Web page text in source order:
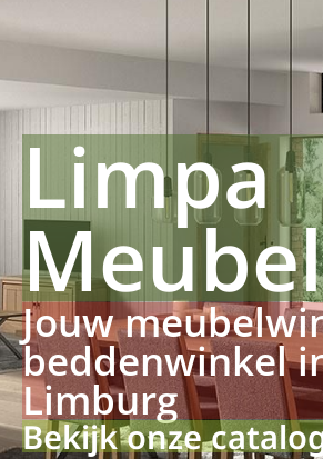
Limpa
Jouw
beddenwinkel
Limburg
Bekijk onze